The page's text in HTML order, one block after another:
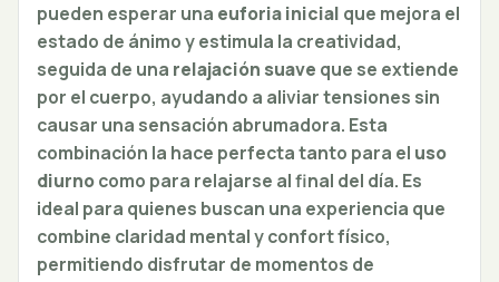
pueden esperar una euforia inicial que mejora el
estado de ánimo y estimula la creatividad,
seguida de una relajación suave que se extiende
por el cuerpo, ayudando a aliviar tensiones sin
causar una sensación abrumadora. Esta
combinación la hace perfecta tanto para el uso
diurnocomo para relajarse al final del día. Es
ideal para quienes buscan una experiencia que
combine claridad mental y confort físico,
permitiendo disfrutar de momentos de